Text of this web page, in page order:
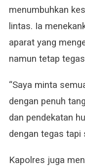
menumbuhkan
lintas. Ia
aparat yang
namun tetap
“Saya minta
dengan penuh
dan pendekatan
dengan tegas tapi
Kapolres juga